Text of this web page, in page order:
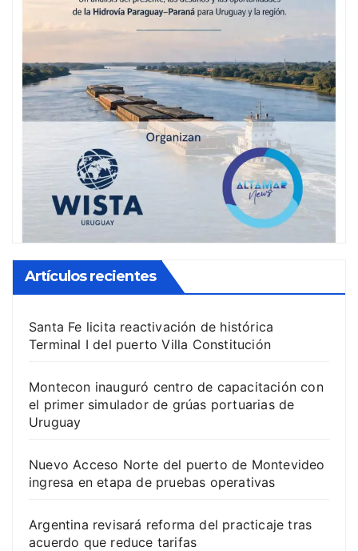
Artículos recientes
Santa Fe licita reactivación de histórica
Terminal I del puerto Villa Constitución
Montecon inauguró centro de capacitación con
el primer simulador de grúas portuarias de
Uruguay
Nuevo Acceso Norte del puerto de Montevideo
ingresa en etapa de pruebas operativas
Argentina revisará reforma del practicaje tras
acuerdo que reduce tarifas